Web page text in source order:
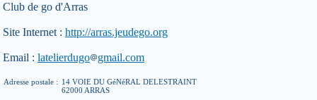
Club de go d'Arras
Site Internet : http://arras.jeudego.org
Email : latelierdugo gmail.com
Adresse postale : 14 VOIE DU GéNéRAL DELESTRAINT
62000 ARRAS